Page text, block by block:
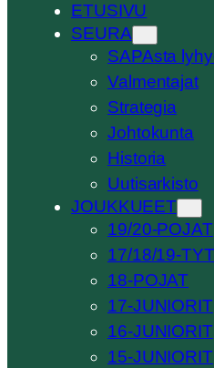
ETUSIVU
SEURA
SAPAsta
Valmentajat
Strategia
Johtokunta
Historia
Uutisarkisto
JOUKKUEET
19/20-POJAT
17/18/19-
18-POJAT
17-JUNIORIT
16-JUNIORIT
15-JUNIORIT